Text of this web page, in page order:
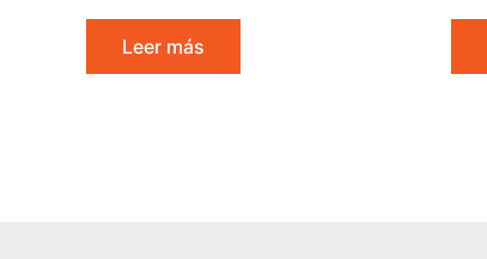
Leer más